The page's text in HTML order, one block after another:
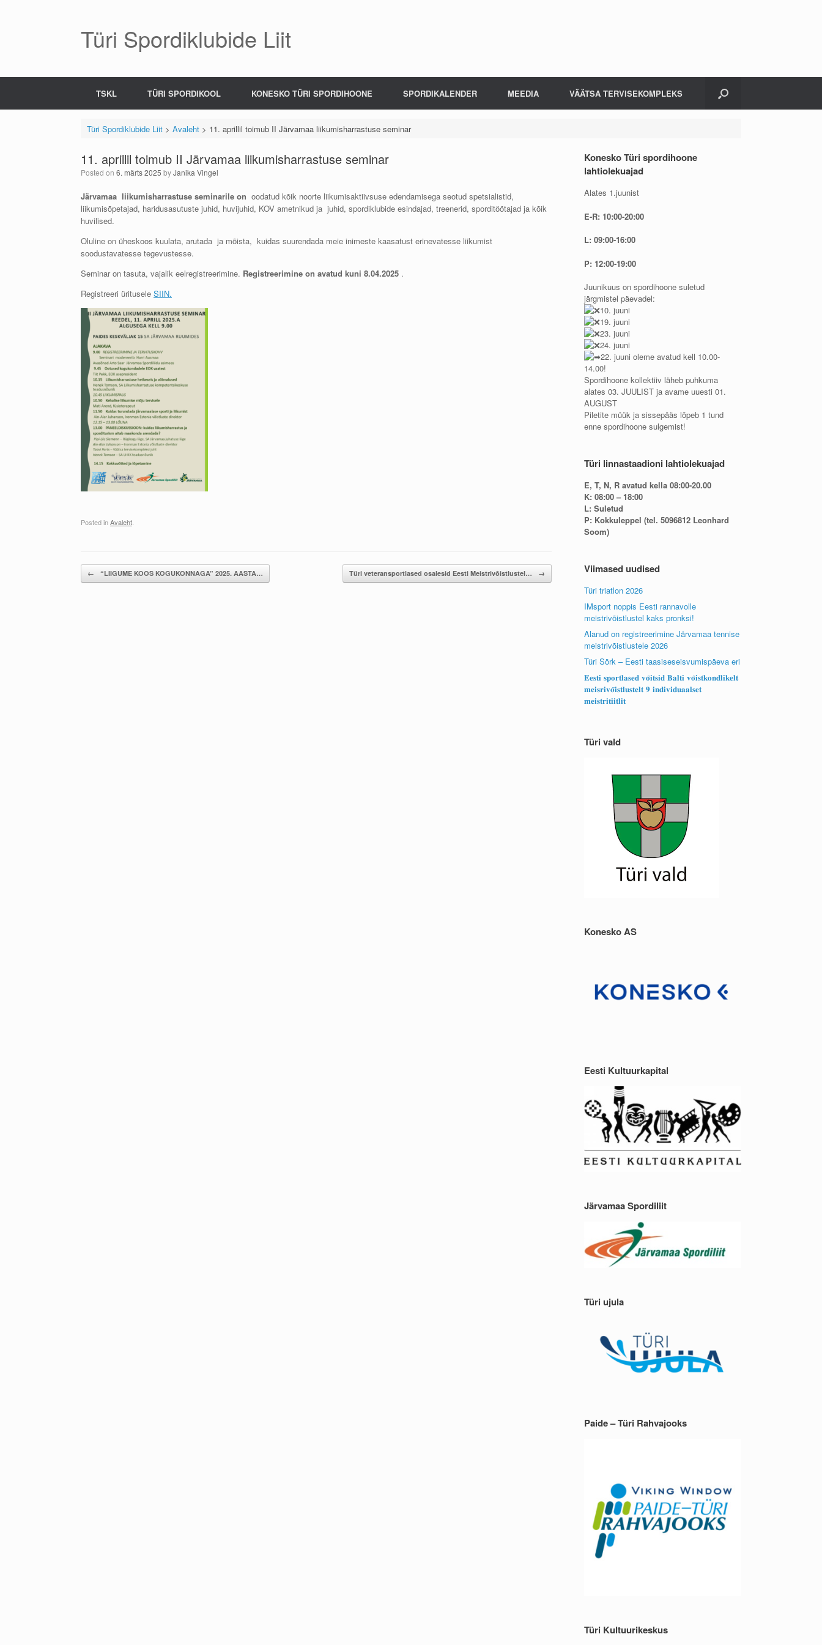
Türi Spordiklubide Liit
TSKL TÜRI SPORDIKOOL KONESKO TÜRI SPORDIHOONE SPORDIKALENDER MEEDIA VÄÄTSA TERVISEKOMPLEKS
Türi Spordiklubide Liit> Avaleht> 11. aprillil toimub II Järvamaa liikumisharrastuse seminar
11. aprillil toimub II Järvamaa liikumisharrastuse seminar
Posted on 6. märts 2025 byJanika Vingel
Järvamaa liikumisharrastuse seminarile on oodatud kõik noorte liikumisaktiivsuse edendamisega seotud spetsialistid,
liikumisõpetajad, haridusasutuste juhid, huvijuhid, KOV ametnikud ja juhid, spordiklubide esindajad, treenerid, sporditöötajad ja kõik
huvilised.
Oluline on üheskoos kuulata, arutada ja mõista, kuidas suurendada meie inimeste kaasatust erinevatesse liikumist
soodustavatesse tegevustesse.
Seminar on tasuta, vajalik eelregistreerimine. Registreerimine on avatud kuni 8.04.2025 .
Registreeri üritusele SIIN.
Posted inAvaleht.
Post navigation
← “LIIGUME KOOS KOGUKONNAGA” 2025. AASTA… Türi veteransportlased osalesid Eesti Meistrivõistlustel… →
Konesko Türi spordihoone
lahtiolekuajad
Alates 1.juunist
E-R: 10:00-20:00
L: 09:00-16:00
P: 12:00-19:00
Juunikuus on spordihoone suletud
järgmistel päevadel:
10. juuni
19. juuni
23. juuni
24. juuni
22. juuni oleme avatud kell 10.00-
14.00!
Spordihoone kollektiiv läheb puhkuma
alates 03. JUULIST ja avame uuesti 01.
AUGUST
Piletite müük ja sissepääs lõpeb 1 tund
enne spordihoone sulgemist!
Türi linnastaadioni lahtiolekuajad
E, T, N, R avatud kella 08:00-20.00
K: 08:00 – 18:00
L: Suletud
P: Kokkuleppel (tel. 5096812 Leonhard
Soom)
Viimased uudised
Türi triatlon 2026
IMsport noppis Eesti rannavolle
meistrivõistlustel kaks pronksi!
Alanud on registreerimine Järvamaa tennise
meistrivõistlustele 2026
Türi Sörk – Eesti taasiseseisvumispäeva eri
𝐄𝐞𝐬𝐭𝐢 𝐬𝐩𝐨𝐫𝐭𝐥𝐚𝐬𝐞𝐝 𝐯𝐨̃𝐢𝐭𝐬𝐢𝐝 𝐁𝐚𝐥𝐭𝐢 𝐯𝐨̃𝐢𝐬𝐭𝐤𝐨𝐧𝐝𝐥𝐢𝐤𝐞𝐥𝐭
𝐦𝐞𝐢𝐬𝐫𝐢𝐯𝐨̃𝐢𝐬𝐭𝐥𝐮𝐬𝐭𝐞𝐥𝐭 𝟗 𝐢𝐧𝐝𝐢𝐯𝐢𝐝𝐮𝐚𝐚𝐥𝐬𝐞𝐭
𝐦𝐞𝐢𝐬𝐭𝐫𝐢𝐭𝐢𝐢𝐭𝐥𝐢𝐭
Türi vald
Konesko AS
Eesti Kultuurkapital
Järvamaa Spordiliit
Türi ujula
Paide – Türi Rahvajooks
Türi Kultuurikeskus